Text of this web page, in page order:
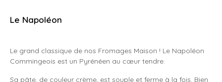
Le Napoléon
Le grand classique de nos Fromages Maison ! Le Napoléon
Commingeois est un Pyrénéen au cœur tendre.
Sa pâte, de couleur crème, est souple et ferme à la fois. Bien